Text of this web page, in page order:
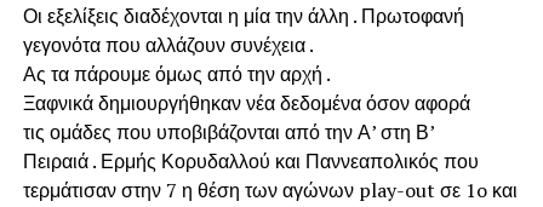
Οι εξελίξεις διαδέχονται η μία την άλλη . Πρωτοφανή
γεγονότα που αλλάζουν συνέχεια .
Ας τα πάρουμε όμως από την αρχή .
Ξαφνικά δημιουργήθηκαν νέα δεδομένα όσον αφορά
τις ομάδες που υποβιβάζονται από την Α’ στη Β’
Πειραιά . Ερμής Κορυδαλλού και Παννεαπολικός που
τερμάτισαν στην 7 η θέση των αγώνων play-out σε 1o και